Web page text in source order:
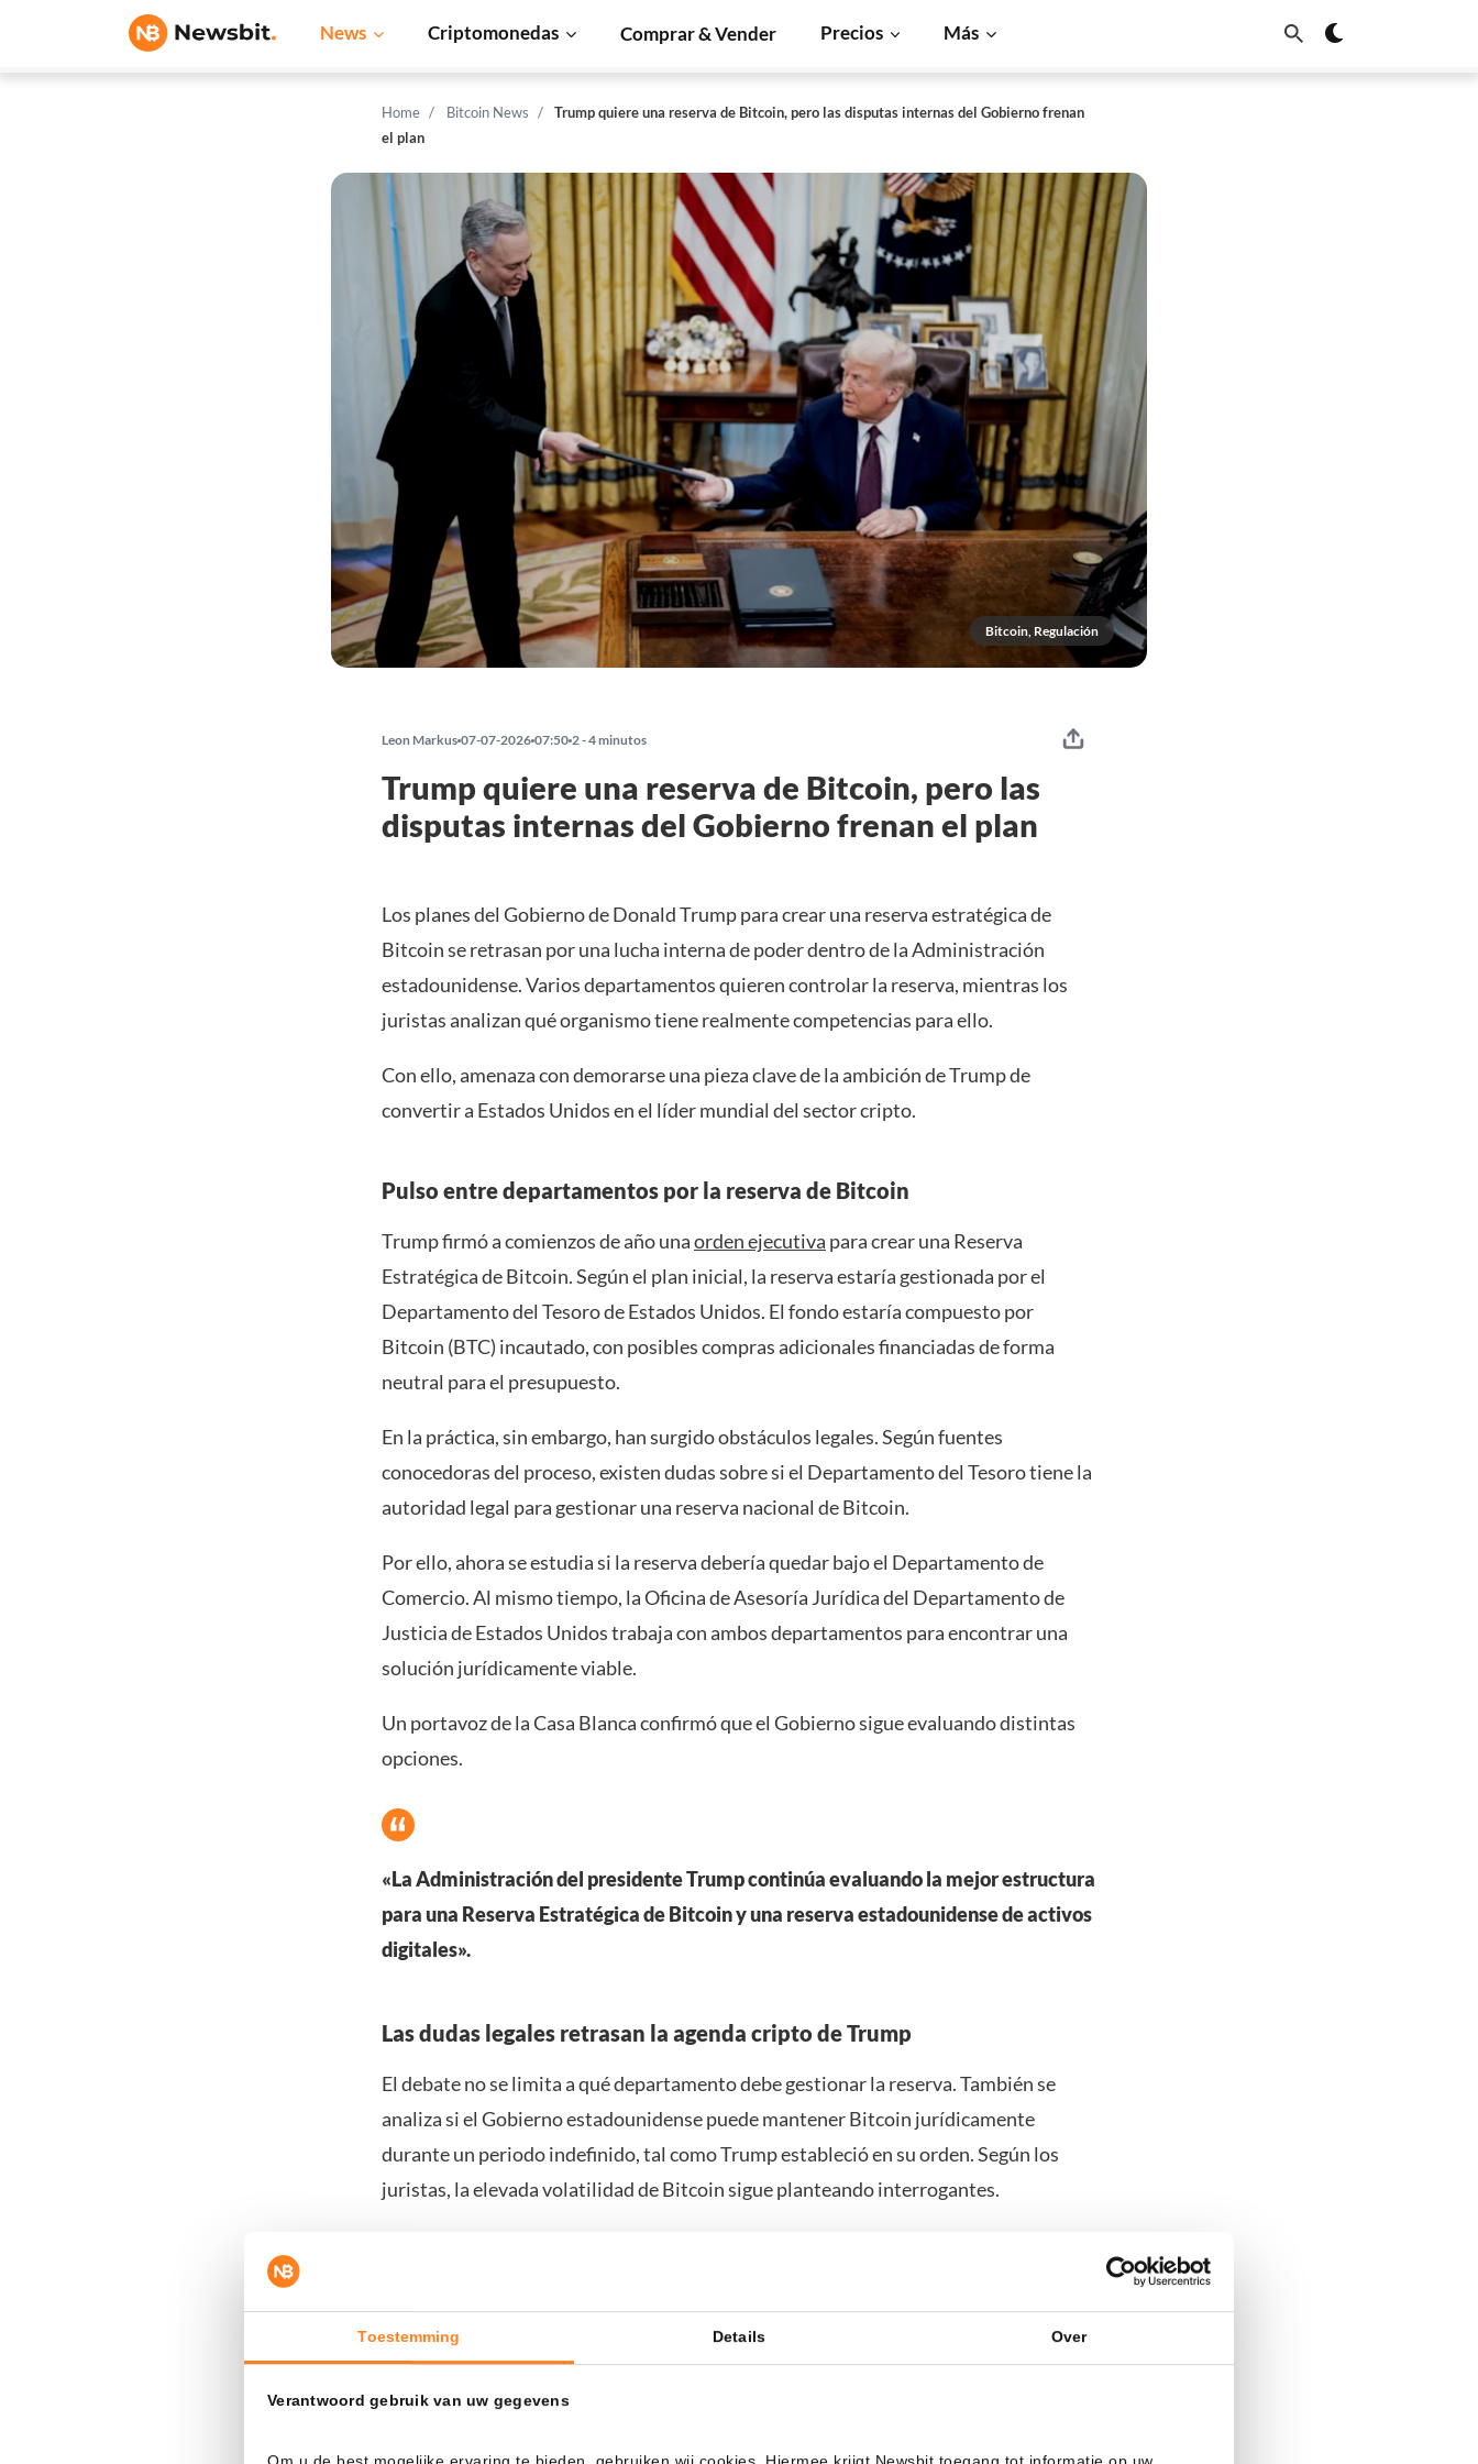
Toestemming Details Over
Verantwoord gebruik van uw gegevens
News Criptomonedas Comprar & Vender Precios Más
Home Bitcoin News
Trump quiere una reserva de Bitcoin, pero las disputas internas del Gobierno frenan
el plan
Bitcoin, Regulación
Leon Markus 07-07-2026 07:50 2 - 4 minutos
Trump quiere una reserva de Bitcoin, pero las
disputas internas del Gobierno frenan el plan
Los planes del Gobierno de Donald Trump para crear una reserva estratégica de
Bitcoin se retrasan por una lucha interna de poder dentro de la Administración
estadounidense. Varios departamentos quieren controlar la reserva, mientras los
juristas analizan qué organismo tiene realmente competencias para ello.
Con ello, amenaza con demorarse una pieza clave de la ambición de Trump de
convertir a Estados Unidos en el líder mundial del sector cripto.
Pulso entre departamentos por la reserva de Bitcoin
Trump firmó a comienzos de año unaorden ejecutiva para crear una Reserva
Estratégica de Bitcoin. Según el plan inicial, la reserva estaría gestionada por el
Departamento del Tesoro de Estados Unidos. El fondo estaría compuesto por
Bitcoin (BTC) incautado, con posibles compras adicionales financiadas de forma
neutral para el presupuesto.
En la práctica, sin embargo, han surgido obstáculos legales. Según fuentes
conocedoras del proceso, existen dudas sobre si el Departamento del Tesoro tiene la
autoridad legal para gestionar una reserva nacional de Bitcoin.
Por ello, ahora se estudia si la reserva debería quedar bajo el Departamento de
Comercio. Al mismo tiempo, la Oficina de Asesoría Jurídica del Departamento de
Justicia de Estados Unidos trabaja con ambos departamentos para encontrar una
solución jurídicamente viable.
Un portavoz de la Casa Blanca confirmó que el Gobierno sigue evaluando distintas
opciones.
«La Administración del presidente Trump continúa evaluando la mejor estructura
para una Reserva Estratégica de Bitcoin y una reserva estadounidense de activos
digitales».
Las dudas legales retrasan la agenda cripto de Trump
El debate no se limita a qué departamento debe gestionar la reserva. También se
analiza si el Gobierno estadounidense puede mantener Bitcoin jurídicamente
durante un periodo indefinido, tal como Trump estableció en su orden. Según los
juristas, la elevada volatilidad de Bitcoin sigue planteando interrogantes.
encajen con la política de Trump.
Pese a la incertidumbre, el Gobierno mantiene el plan. Durante su campaña
electoral, Trump prometió convertir a Estados Unidos en la capital mundial de las